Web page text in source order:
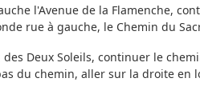
l'Avenue de la Flamenche,
rue à gauche, le Chemin du
des Deux Soleils, continuer le
du chemin, aller sur la droite en